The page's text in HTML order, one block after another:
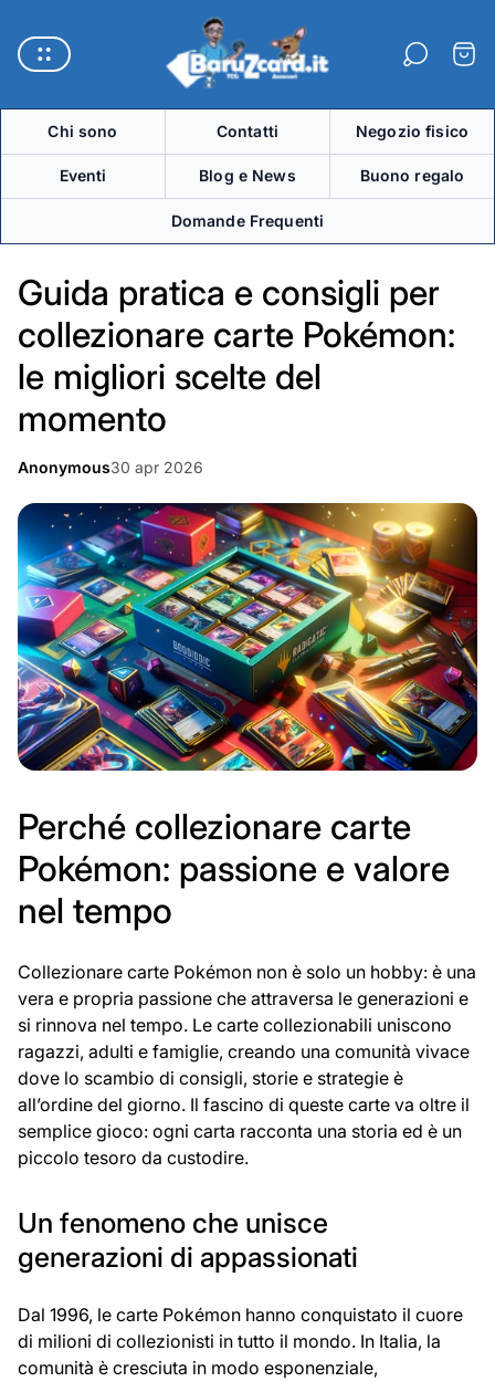
del
negozio"
Chi sono Contatti Negozio fisico
Eventi Blog e News Buono regalo
Domande Frequenti
Guida pratica e consigli per
collezionare carte Pokémon:
le migliori scelte del
momento
Autore
AnonymousArticolo
su:
30 apr 2026
Perché collezionare carte
Pokémon: passione e valore
nel tempo
Collezionare carte Pokémon non è solo un hobby: è una
vera e propria passione che attraversa le generazioni e
si rinnova nel tempo. Le carte collezionabili uniscono
ragazzi, adulti e famiglie, creando una comunità vivace
dove lo scambio di consigli, storie e strategie è
all’ordine del giorno. Il fascino di queste carte va oltre il
semplice gioco: ogni carta racconta una storia ed è un
piccolo tesoro da custodire.
Un fenomeno che unisce
generazioni di appassionati
Dal 1996, le carte Pokémon hanno conquistato il cuore
di milioni di collezionisti in tutto il mondo. In Italia, la
comunità è cresciuta in modo esponenziale,